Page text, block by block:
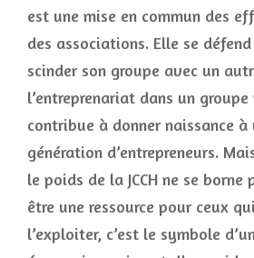
est une mise en commun des
des associations. Elle se
scinder son groupe avec un
l’entreprenariat dans un
contribue à donner naissance
génération d’entrepreneurs.
le poids de la JCCH ne se borne
être une ressource pour ceux
l’exploiter, c’est le symbole